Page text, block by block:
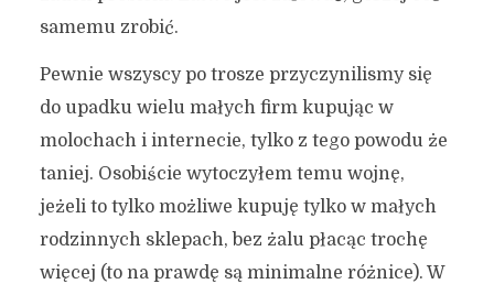
samemu zrobić.
Pewnie wszyscy po trosze przyczynilismy się
do upadku wielu małych firm kupując w
molochach i internecie, tylko z tego powodu że
taniej. Osobiście wytoczyłem temu wojnę,
jeżeli to tylko możliwe kupuję tylko w małych
rodzinnych sklepach, bez żalu płacąc trochę
więcej (to na prawdę są minimalne różnice). W